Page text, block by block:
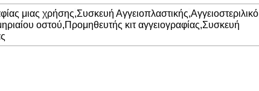
μιας χρήσης,Συσκευή Αγγειοπλαστικής,Αγγειοστεριλικό
οστού,Προμηθευτής κιτ αγγειογραφίας,Συσκευή